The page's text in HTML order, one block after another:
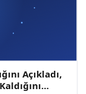
Açıkladı,